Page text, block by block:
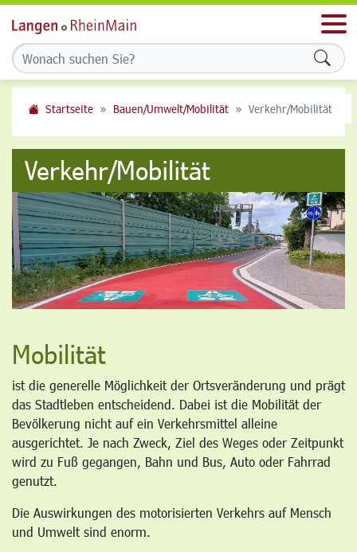
Startseite Bauen/Umwelt/Mobilität Verkehr/Mobilität
Verkehr/Mobilität
Mobilität
ist die generelle Möglichkeit der Ortsveränderung und prägt
das Stadtleben entscheidend. Dabei ist die Mobilität der
Bevölkerung nicht auf ein Verkehrsmittel alleine
ausgerichtet. Je nach Zweck, Ziel des Weges oder Zeitpunkt
wird zu Fuß gegangen, Bahn und Bus, Auto oder Fahrrad
genutzt.
Die Auswirkungen des motorisierten Verkehrs auf Mensch
und Umwelt sind enorm.